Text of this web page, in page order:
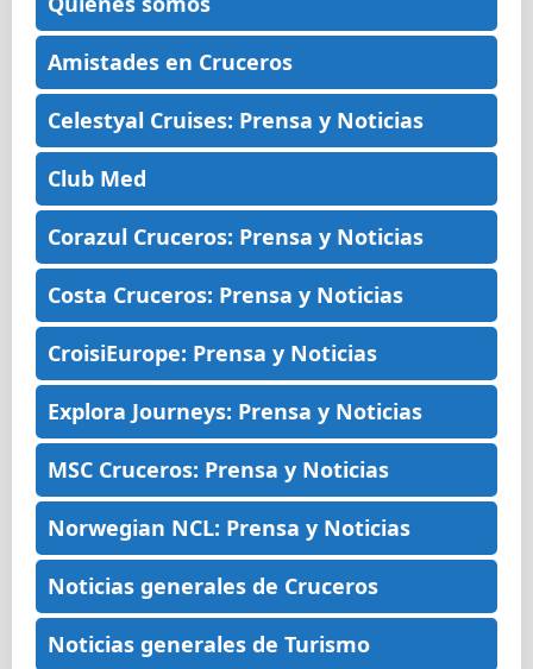
Amistades en Cruceros
Celestyal Cruises: Prensa y Noticias
Club Med
Corazul Cruceros: Prensa y Noticias
Costa Cruceros: Prensa y Noticias
CroisiEurope: Prensa y Noticias
Explora Journeys: Prensa y Noticias
MSC Cruceros: Prensa y Noticias
Norwegian NCL: Prensa y Noticias
Noticias generales de Cruceros
Noticias generales de Turismo